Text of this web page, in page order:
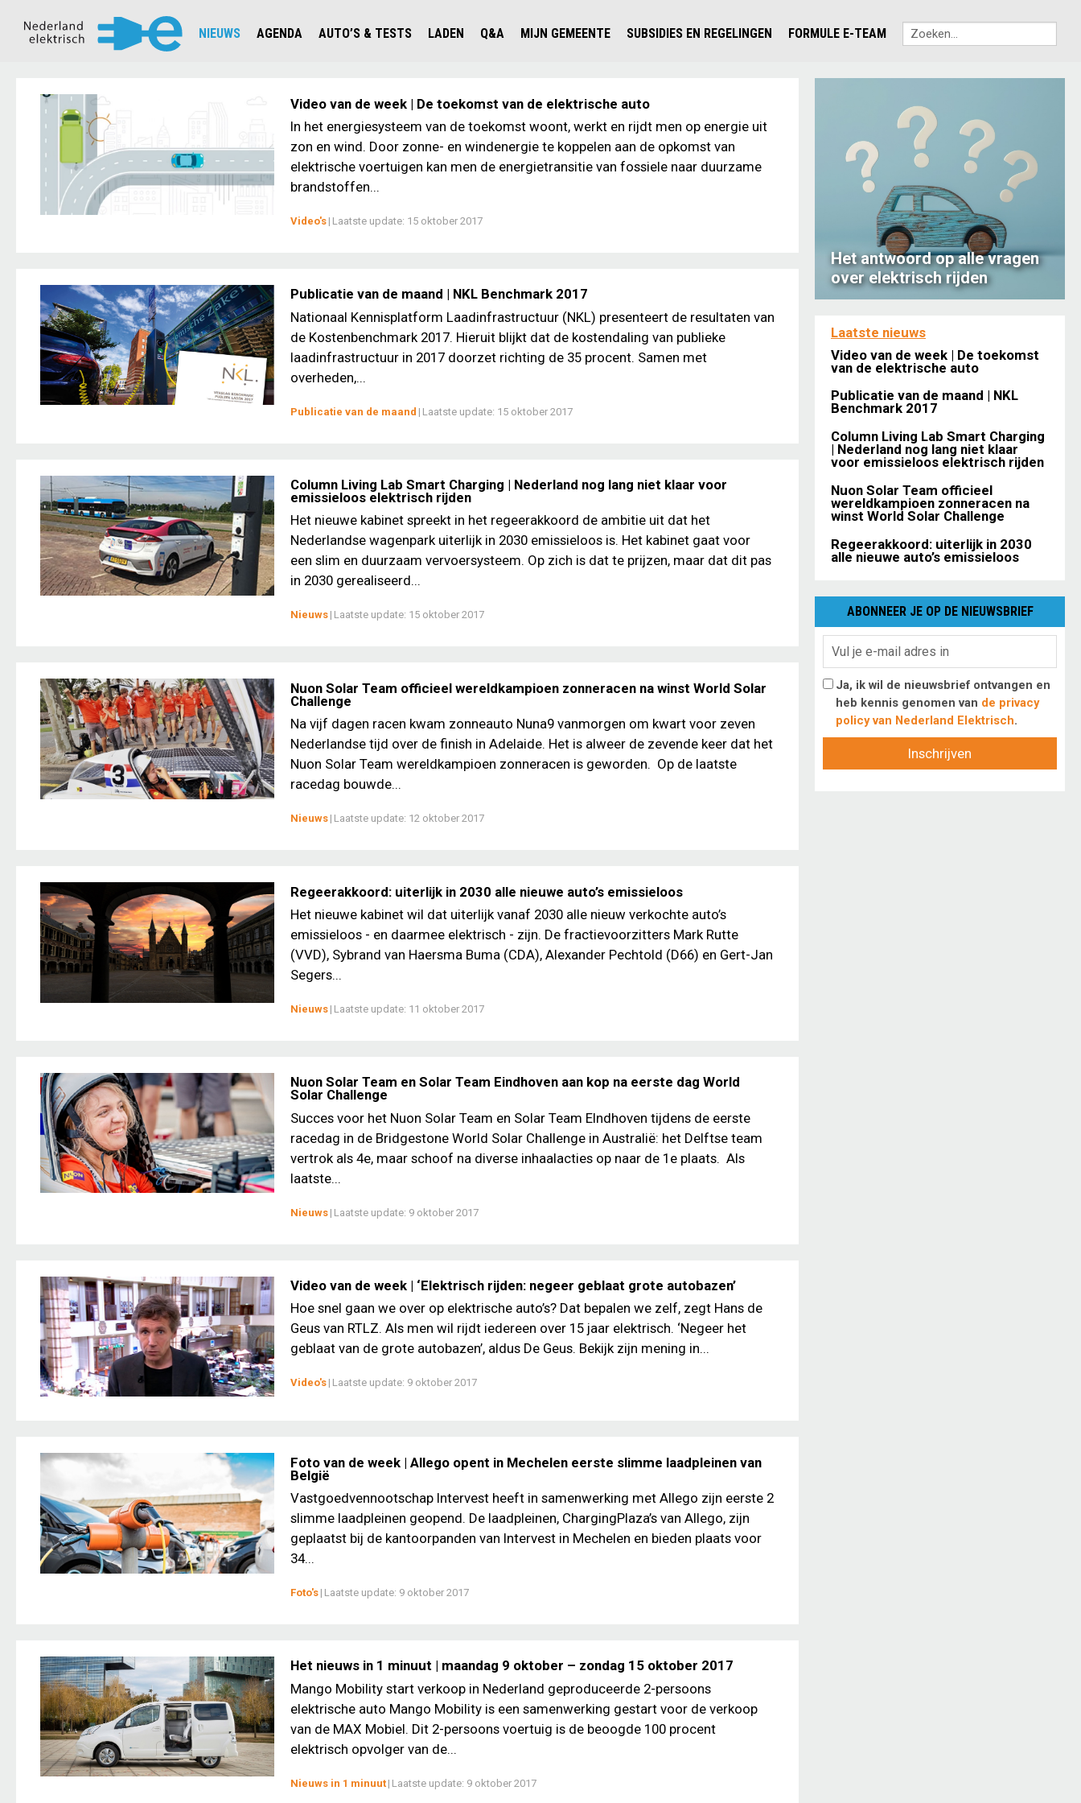
NIEUWS
AANMELDEN NIEUWSBRIEF
AGENDA
AUTO’S & TESTS
JOUW VOLGENDE AUTO ELEKTRISCH?
LADEN
Q&A
OPLADEN
SLIM LADEN
VEILIGHEID
MIJN GEMEENTE
VVE
SUBSIDIES EN REGELINGEN FORMULE E-TEAM
Video van de week | De toekomst van de elektrische auto
In het energiesysteem van de toekomst woont, werkt en rijdt men op energie uit
zon en wind. Door zonne- en windenergie te koppelen aan de opkomst van
elektrische voertuigen kan men de energietransitie van fossiele naar duurzame
brandstoffen...
Video's | Laatste update: 15 oktober 2017
Publicatie van de maand | NKL Benchmark 2017
Nationaal Kennisplatform Laadinfrastructuur (NKL) presenteert de resultaten van
de Kostenbenchmark 2017. Hieruit blijkt dat de kostendaling van publieke
laadinfrastructuur in 2017 doorzet richting de 35 procent. Samen met
overheden,...
Publicatie van de maand | Laatste update: 15 oktober 2017
Column Living Lab Smart Charging | Nederland nog lang niet klaar voor
emissieloos elektrisch rijden
Het nieuwe kabinet spreekt in het regeerakkoord de ambitie uit dat het
Nederlandse wagenpark uiterlijk in 2030 emissieloos is. Het kabinet gaat voor
een slim en duurzaam vervoersysteem. Op zich is dat te prijzen, maar dat dit pas
in 2030 gerealiseerd...
Nieuws | Laatste update: 15 oktober 2017
Nuon Solar Team officieel wereldkampioen zonneracen na winst World Solar
Challenge
Na vijf dagen racen kwam zonneauto Nuna9 vanmorgen om kwart voor zeven
Nederlandse tijd over de finish in Adelaide. Het is alweer de zevende keer dat het
Nuon Solar Team wereldkampioen zonneracen is geworden. Op de laatste
racedag bouwde...
Nieuws | Laatste update: 12 oktober 2017
Regeerakkoord: uiterlijk in 2030 alle nieuwe auto’s emissieloos
Het nieuwe kabinet wil dat uiterlijk vanaf 2030 alle nieuw verkochte auto’s
emissieloos - en daarmee elektrisch - zijn. De fractievoorzitters Mark Rutte
(VVD), Sybrand van Haersma Buma (CDA), Alexander Pechtold (D66) en Gert-Jan
Segers...
Nieuws | Laatste update: 11 oktober 2017
Nuon Solar Team en Solar Team Eindhoven aan kop na eerste dag World
Solar Challenge
Succes voor het Nuon Solar Team en Solar Team EIndhoven tijdens de eerste
racedag in de Bridgestone World Solar Challenge in Australië: het Delftse team
vertrok als 4e, maar schoof na diverse inhaalacties op naar de 1e plaats. Als
laatste...
Nieuws | Laatste update: 9 oktober 2017
Video van de week | ‘Elektrisch rijden: negeer geblaat grote autobazen’
Hoe snel gaan we over op elektrische auto’s? Dat bepalen we zelf, zegt Hans de
Geus van RTLZ. Als men wil rijdt iedereen over 15 jaar elektrisch. ‘Negeer het
geblaat van de grote autobazen’, aldus De Geus. Bekijk zijn mening in...
Video's | Laatste update: 9 oktober 2017
Foto van de week | Allego opent in Mechelen eerste slimme laadpleinen van
België
Vastgoedvennootschap Intervest heeft in samenwerking met Allego zijn eerste 2
slimme laadpleinen geopend. De laadpleinen, ChargingPlaza’s van Allego, zijn
geplaatst bij de kantoorpanden van Intervest in Mechelen en bieden plaats voor
34...
Foto's | Laatste update: 9 oktober 2017
Het nieuws in 1 minuut | maandag 9 oktober – zondag 15 oktober 2017
Mango Mobility start verkoop in Nederland geproduceerde 2-persoons
elektrische auto Mango Mobility is een samenwerking gestart voor de verkoop
van de MAX Mobiel. Dit 2-persoons voertuig is de beoogde 100 procent
elektrisch opvolger van de...
Nieuws in 1 minuut | Laatste update: 9 oktober 2017
Het antwoord op alle vragen
over elektrisch rijden
Laatste nieuws
Video van de week | De toekomst
van de elektrische auto
Publicatie van de maand | NKL
Benchmark 2017
Column Living Lab Smart Charging
| Nederland nog lang niet klaar
voor emissieloos elektrisch rijden
Nuon Solar Team officieel
wereldkampioen zonneracen na
winst World Solar Challenge
Regeerakkoord: uiterlijk in 2030
alle nieuwe auto’s emissieloos
ABONNEER JE OP DE NIEUWSBRIEF
Ja, ik wil de nieuwsbrief ontvangen en
heb kennis genomen van de privacy
policy van Nederland Elektrisch.
Inschrijven